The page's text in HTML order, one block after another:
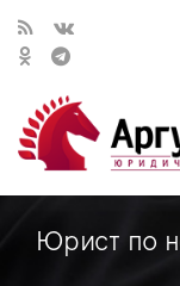
Юрист по